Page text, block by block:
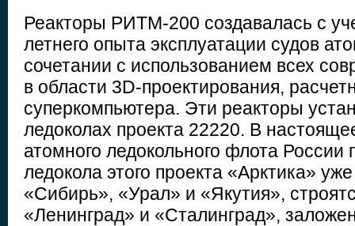
Реакторы РИТМ-200 создавалась с
летнего опыта эксплуатации судов
сочетании с использованием всех
в области 3D-проектирования,
суперкомпьютера. Эти реакторы
ледоколах проекта 22220. В
атомного ледокольного флота России
ледокола этого проекта «Арктика»
«Сибирь», «Урал» и «Якутия»,
«Ленинград» и «Сталинград»,